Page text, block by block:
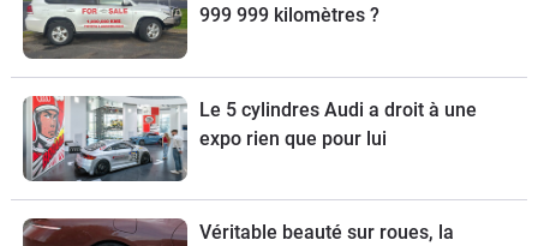
999 999 kilomètres ?
Le 5 cylindres Audi a droit à une
expo rien que pour lui
Véritable beauté sur roues, la